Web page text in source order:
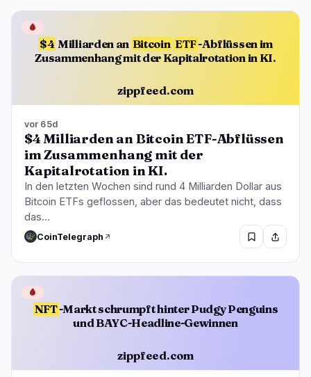
$4 Milliarden an Bitcoin ETF-Abflüssen im
Zusammenhang mit der Kapitalrotation in KI.
zippfeed.com
🩸
vor 65d
$4 Milliarden an Bitcoin ETF-Abflüssen
im Zusammenhang mit der
Kapitalrotation in KI.
In den letzten Wochen sind rund 4 Milliarden Dollar aus
Bitcoin ETFs geflossen, aber das bedeutet nicht, dass
das…
CoinTelegraph
NFT-Markt schrumpft hinter Pudgy Penguins
und BAYC-Headline-Gewinnen
zippfeed.com
🩸